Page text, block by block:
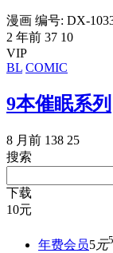
漫画 编号: DX-
2 年前 37 10
VIP
BL COMIC
9本催眠系列
8 月前 138 25
搜索
下载
10元
年费会员5元